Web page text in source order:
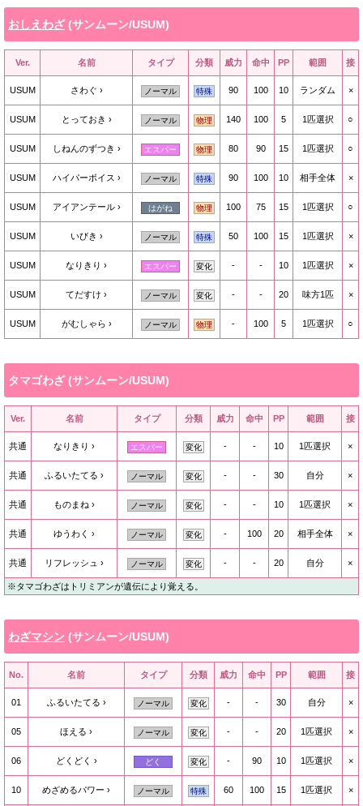
おしえわざ(サンムーン/USUM)
Ver. 名前 タイプ 分類 威力 命中 PP 範囲 接
USUM さわぐ ノーマル 特殊 90 100 10 ランダム ×
USUM とっておき ノーマル 物理 140 100 5 1匹選択 ○
USUM しねんのずつき エスパー 物理 80 90 15 1匹選択 ○
USUM ハイパーボイス ノーマル 特殊 90 100 10 相手全体 ×
USUM アイアンテール はがね 物理 100 75 15 1匹選択 ○
USUM いびき ノーマル 特殊 50 100 15 1匹選択 ×
USUM なりきり エスパー 変化 - - 10 1匹選択 ×
USUM てだすけ ノーマル 変化 - - 20 味方1匹 ×
USUM がむしゃら ノーマル 物理 - 100 5 1匹選択 ○
タマゴわざ (サンムーン/USUM)
Ver. 名前 タイプ 分類 威力 命中 PP 範囲 接
共通 なりきり エスパー 変化 - - 10 1匹選択 ×
共通 ふるいたてる ノーマル 変化 - - 30 自分 ×
共通 ものまね ノーマル 変化 - - 10 1匹選択 ×
共通 ゆうわく ノーマル 変化 - 100 20 相手全体 ×
共通 リフレッシュ ノーマル 変化 - - 20 自分 ×
※タマゴわざはトリミアンが遺伝により覚える。
わざマシン (サンムーン/USUM)
No. 名前 タイプ 分類 威力 命中 PP 範囲 接
01 ふるいたてる ノーマル 変化 - - 30 自分 ×
05 ほえる ノーマル 変化 - - 20 1匹選択 ×
06 どくどく どく 変化 - 90 10 1匹選択 ×
10 めざめるパワー ノーマル 特殊 60 100 15 1匹選択 ×